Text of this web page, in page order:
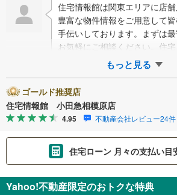
住宅情報館は関東エリアに店舗
豊富な物件情報をご用意して
手伝いしております。まずは
お気軽にご相談ください。住宅
開催中無理のない住宅ローン
もっと見る
ゴールド推奨店
住宅情報館 小田急相模原店
4.95 不動産会社レビュー24件
住宅ローン 月々の支払い目
Yahoo!不動産限定のおトクな特典